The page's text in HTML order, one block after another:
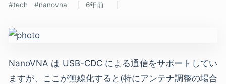
tech nanovna 6年前
NanoVNA は USB-CDC による通信をサポートしてい
ますが、ここが無線化すると(特にアンテナ調整の場合